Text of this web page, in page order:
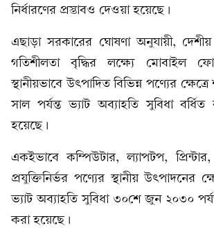
নির্ধারণের প্রস্তাবও দেওয়া হয়েছে।
এছাড়া সরকারের ঘোষণা অনুযায়ী,
গতিশীলতা বৃদ্ধির লক্ষ্যে মোবাইল
স্থানীয়ভাবে উৎপাদিত বিভিন্ন পণ্যের
সাল পর্যন্ত ভ্যাট অব্যাহতি সুবিধা বর্ধিত
হয়েছে।
একইভাবে কম্পিউটার, ল্যাপটপ,
প্রযুক্তিনির্ভর পণ্যের স্থানীয় উৎপাদনের
ভ্যাট অব্যাহতি সুবিধা ৩০শে জুন ২০৩০
করা হয়েছে।